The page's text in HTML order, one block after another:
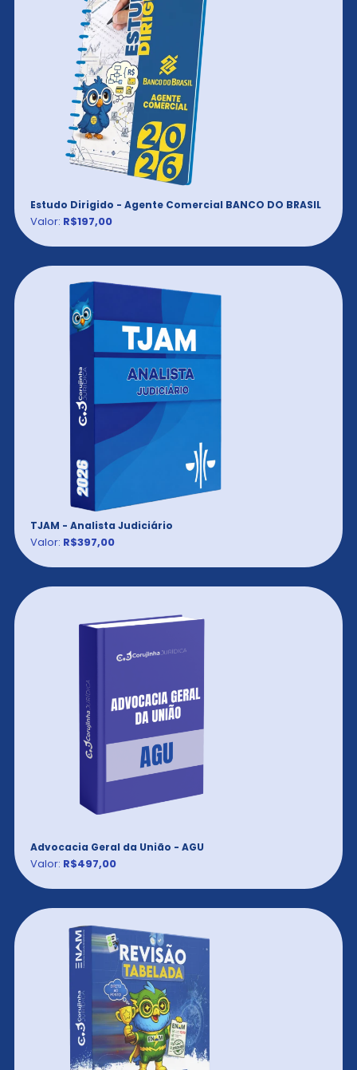
Estudo Dirigido - Agente Comercial BANCO DO BRASIL
Valor: R$197,00
TJAM - Analista Judiciário
Valor: R$397,00
Advocacia Geral da União - AGU
Valor: R$497,00